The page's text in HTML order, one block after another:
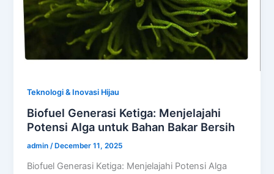
Teknologi & Inovasi Hijau
Biofuel Generasi Ketiga: Menjelajahi
Potensi Alga untuk Bahan Bakar Bersih
admin/ December 11, 2025
Biofuel Generasi Ketiga: Menjelajahi Potensi Alga